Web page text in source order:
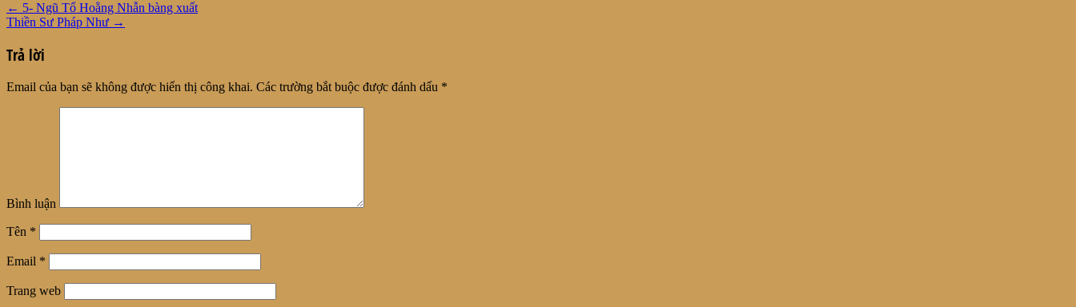
← 5- Ngũ Tổ Hoằng Nhẫn bàng xuất
Thiền Sư Pháp Như →
Trả lời
Email của bạn sẽ không được hiển thị công khai. Các trường bắt buộc được đánh dấu *
Bình luận
Tên *
Email *
Trang web